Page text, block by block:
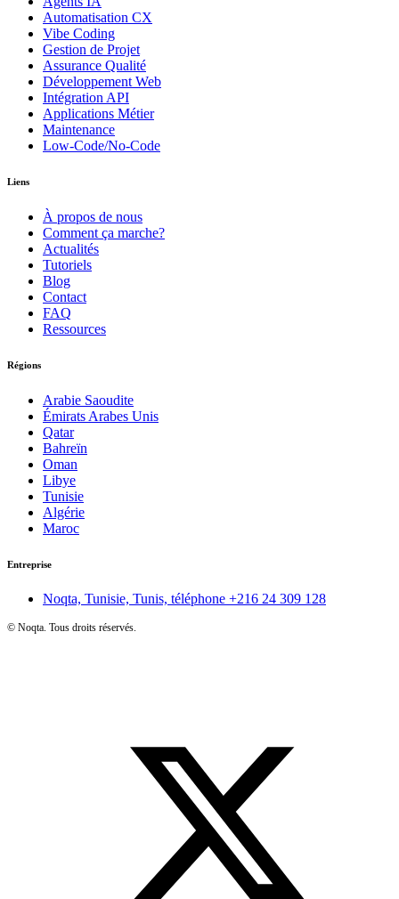
Automatisation CX
Vibe Coding
Gestion de Projet
Assurance Qualité
Développement Web
Intégration API
Applications Métier
Maintenance
Low-Code/No-Code
Liens
À propos de nous
Comment ça marche?
Actualités
Tutoriels
Blog
Contact
FAQ
Ressources
Régions
Arabie Saoudite
Émirats Arabes Unis
Qatar
Bahreïn
Oman
Libye
Tunisie
Algérie
Maroc
Entreprise
Noqta, Tunisie, Tunis, téléphone +216 24 309 128
© Noqta. Tous droits réservés.